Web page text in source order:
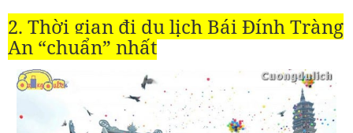
2. Thời gian đi du lịch Bái Đính Tràng
An “chuẩn” nhất